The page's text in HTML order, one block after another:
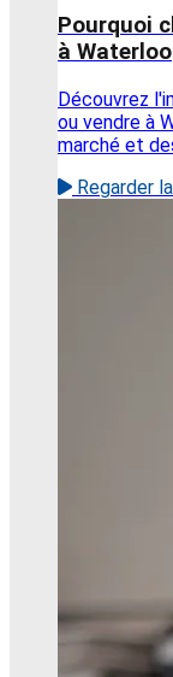
Pourquoi
à Waterloo
Découvrez
ou vendre à
marché et
Regarder